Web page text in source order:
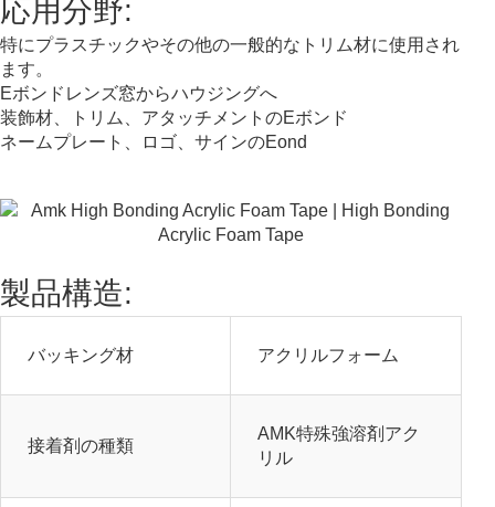
応用分野:
特にプラスチックやその他の一般的なトリム材に使用され
ます。
Eボンドレンズ窓からハウジングへ
装飾材、トリム、アタッチメントのEボンド
ネームプレート、ロゴ、サインのEond
製品構造:
バッキング材 アクリルフォーム
接着剤の種類
AMK特殊強溶剤アク
リル